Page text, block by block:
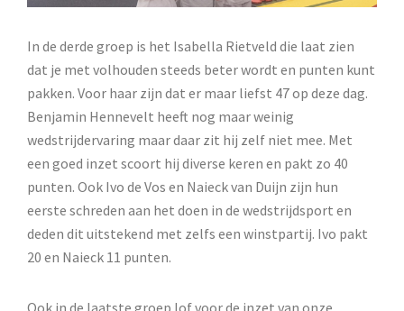
In de derde groep is het Isabella Rietveld die laat zien
dat je met volhouden steeds beter wordt en punten kunt
pakken. Voor haar zijn dat er maar liefst 47 op deze dag.
Benjamin Hennevelt heeft nog maar weinig
wedstrijdervaring maar daar zit hij zelf niet mee. Met
een goed inzet scoort hij diverse keren en pakt zo 40
punten. Ook Ivo de Vos en Naieck van Duijn zijn hun
eerste schreden aan het doen in de wedstrijdsport en
deden dit uitstekend met zelfs een winstpartij. Ivo pakt
20 en Naieck 11 punten.
Ook in de laatste groep lof voor de inzet van onze